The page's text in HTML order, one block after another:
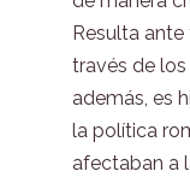
Resulta
través de
además, es
la política
afectaban a